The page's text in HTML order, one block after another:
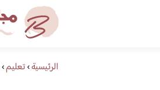
الرئيسية›تعليم›